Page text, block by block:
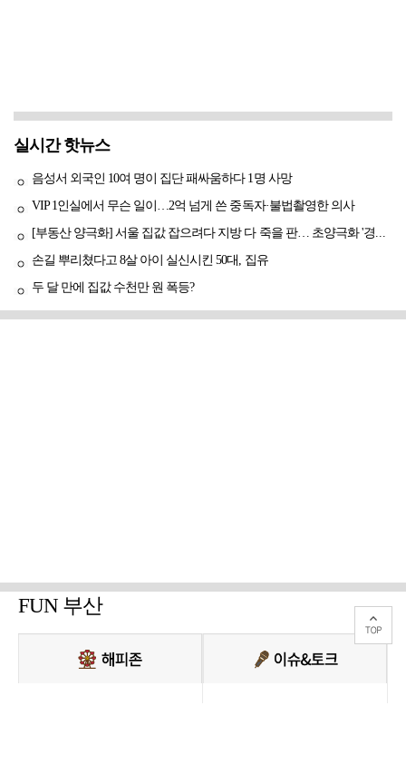
실시간 핫뉴스
음성서 외국인 10여 명이 집단 패싸움하다 1명 사망
VIP 1인실에서 무슨 일이…2억 넘게 쓴 중독자·불법촬영한 의사
[부동산 양극화] 서울 집값 잡으려다 지방 다 죽을 판… 초양극화 '경고등'
손길 뿌리쳤다고 8살 아이 실신시킨 50대, 집유
두 달 만에 집값 수천만 원 폭등?
FUN 부산